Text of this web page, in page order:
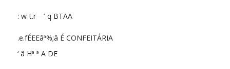
: w-t.r—’-q BTAA
.e.fÉEEâª%;â É CONFEITÁRIA
‘ â Hª ª A DE